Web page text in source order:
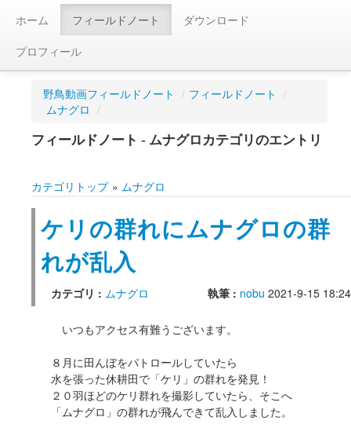
ホーム フィールドノート
ダウンロード
プロフィール
野鳥動画フィールドノート / フィールドノート /
ムナグロ /
フィールドノート - ムナグロカテゴリのエントリ
カテゴリトップ » ムナグロ
ケリの群れにムナグロの群
れが乱入
カテゴリ : ムナグロ 執筆 : nobu 2021-9-15 18:24
いつもアクセス有難うございます。
８月に田んぼをパトロールしていたら
水を張った休耕田で「ケリ」の群れを発見！
２０羽ほどのケリ群れを撮影していたら、そこへ
「ムナグロ」の群れが飛んできて乱入しました。